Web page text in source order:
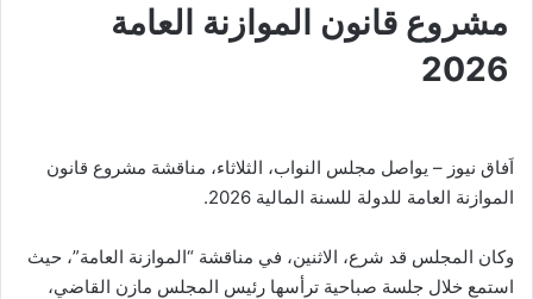
مشروع قانون الموازنة العامة
2026
اَفاق نيوز – يواصل مجلس النواب، الثلاثاء، مناقشة مشروع قانون
الموازنة العامة للدولة للسنة المالية 2026.
وكان المجلس قد شرع، الاثنين، في مناقشة “الموازنة العامة”، حيث
استمع خلال جلسة صباحية ترأسها رئيس المجلس مازن القاضي،